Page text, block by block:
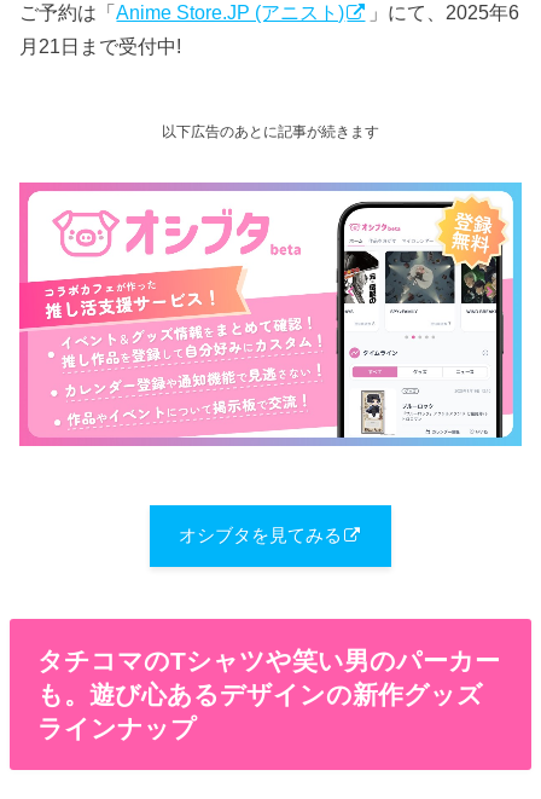
ご予約は「Anime Store.JP (アニスト)
」にて、2025年6
月21日まで受付中!
以下広告のあとに記事が続きます
オシブタを見てみる
タチコマのTシャツや笑い男のパーカー
も。遊び心あるデザインの新作グッズ
ラインナップ